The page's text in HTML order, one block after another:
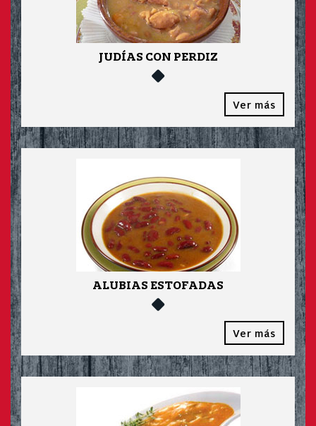
JUDÍAS CON PERDIZ
Ver más
ALUBIAS ESTOFADAS
Ver más